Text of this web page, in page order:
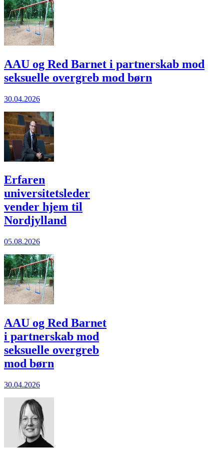
AAU og Red Barnet i partnerskab mod
seksuelle overgreb mod børn
30.04.2026
Erfaren
universitetsleder
vender hjem til
Nordjylland
05.08.2026
AAU og Red Barnet
i partnerskab mod
seksuelle overgreb
mod børn
30.04.2026